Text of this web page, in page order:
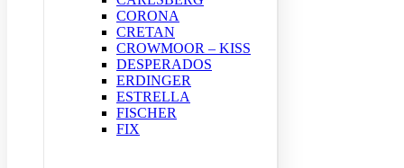
CORONA
CRETAN
CROWMOOR – KISS
DESPERADOS
ERDINGER
ESTRELLA
FISCHER
FIX